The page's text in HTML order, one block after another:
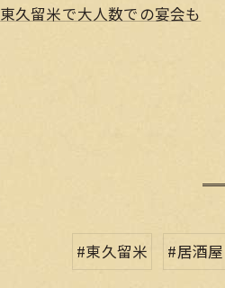
東久留米で大人数での宴会も
#東久留米 #居酒屋